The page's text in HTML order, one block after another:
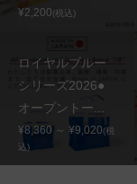
¥2,200(税込)
ロイヤルブルー
シリーズ2026●
オープントー...
¥8,360 ～ ¥9,020(税
込)